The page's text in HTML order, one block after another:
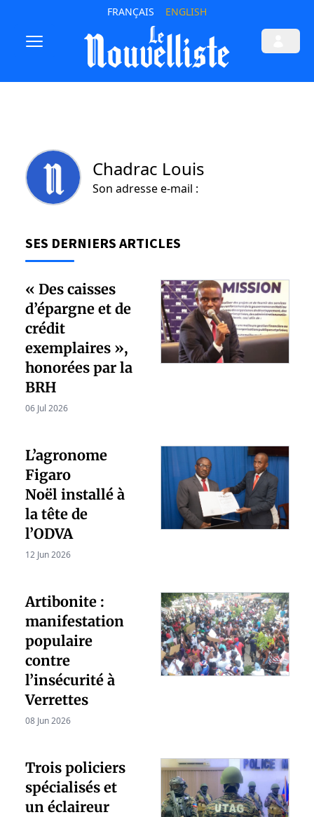
FRANÇAIS ENGLISH
Chadrac Louis
Son adresse e-mail :
SES DERNIERS ARTICLES
« Des caisses
d’épargne et de
crédit
exemplaires »,
honorées par la
BRH
06 Jul 2026
L’agronome
Figaro
Noël installé à
la tête de
l’ODVA
12 Jun 2026
Artibonite :
manifestation
populaire
contre
l’insécurité à
Verrettes
08 Jun 2026
Trois policiers
spécialisés et
un éclaireur